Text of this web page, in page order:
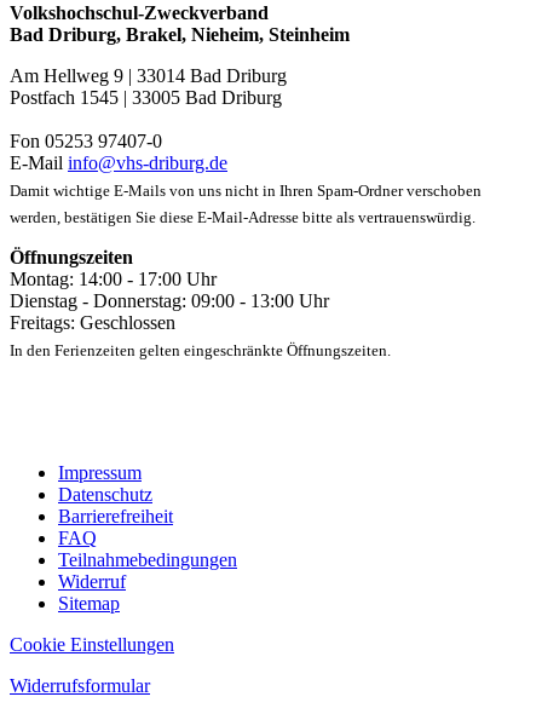
Volkshochschul-Zweckverband
Bad Driburg, Brakel, Nieheim, Steinheim
Am Hellweg 9 | 33014 Bad Driburg
Postfach 1545 | 33005 Bad Driburg
Fon 05253 97407-0
E-Mail info@vhs-driburg.de
Damit wichtige E-Mails von uns nicht in Ihren Spam-Ordner verschoben
werden, bestätigen Sie diese E-Mail-Adresse bitte als vertrauenswürdig.
Öffnungszeiten
Montag: 14:00 - 17:00 Uhr
Dienstag - Donnerstag: 09:00 - 13:00 Uhr
Freitags: Geschlossen
In den Ferienzeiten gelten eingeschränkte Öffnungszeiten.
Impressum
Datenschutz
Barrierefreiheit
FAQ
Teilnahmebedingungen
Widerruf
Sitemap
Cookie Einstellungen
Widerrufsformular